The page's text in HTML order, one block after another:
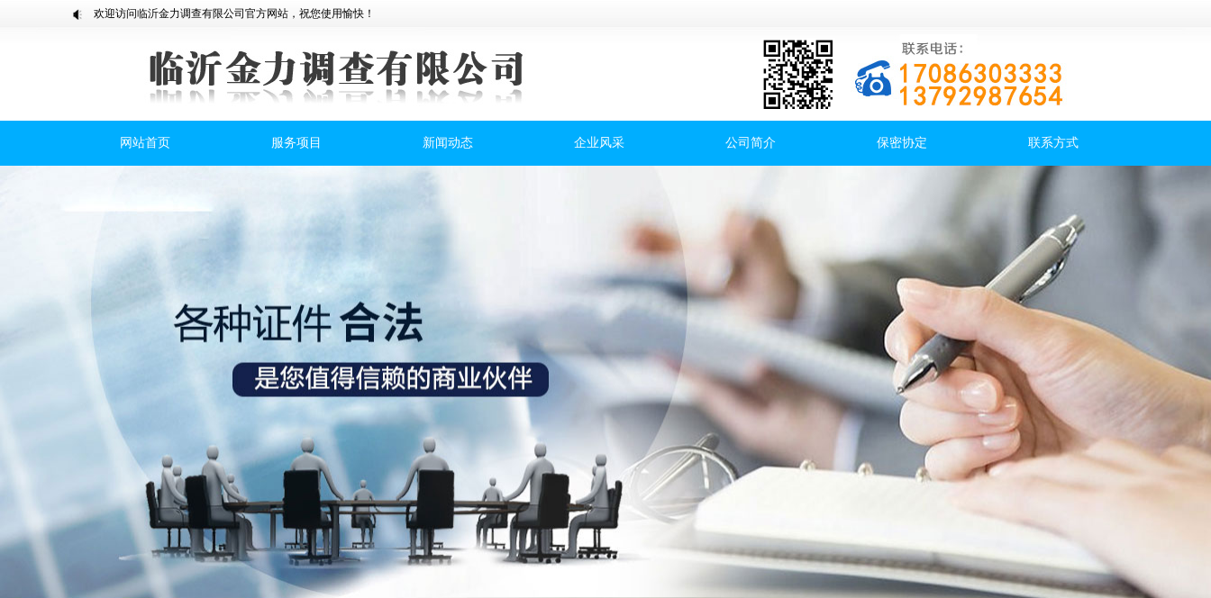
欢迎访问临沂金力调查有限公司官方网站，祝您使用愉快！
网站首页 服务项目 新闻动态 企业风采 公司简介 保密协定 联系方式